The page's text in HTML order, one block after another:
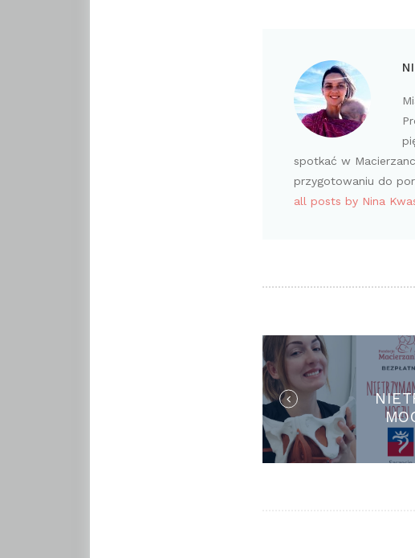
spotkać w
przygotowaniu do
all posts by Nina
WPISU